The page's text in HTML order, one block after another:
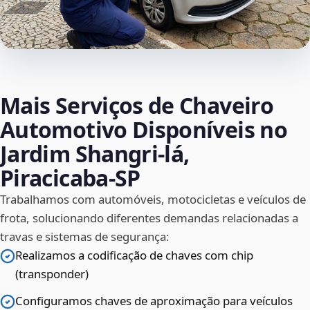
Mais Serviços de Chaveiro
Automotivo Disponíveis no
Jardim Shangri-lá,
Piracicaba‑SP
Trabalhamos com automóveis, motocicletas e veículos de
frota, solucionando diferentes demandas relacionadas a
travas e sistemas de segurança:
Realizamos a codificação de chaves com chip
(transponder)
Configuramos chaves de aproximação para veículos